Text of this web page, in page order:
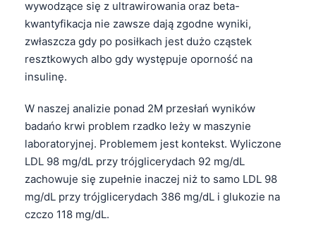
wywodzące się z ultrawirowania oraz beta-
kwantyfikacja nie zawsze dają zgodne wyniki,
zwłaszcza gdy po posiłkach jest dużo cząstek
resztkowych albo gdy występuje oporność na
insulinę.
W naszej analizie ponad 2M przesłań wyników
badańo krwi problem rzadko leży w maszynie
laboratoryjnej. Problemem jest kontekst. Wyliczone
LDL 98 mg/dL przy trójglicerydach 92 mg/dL
zachowuje się zupełnie inaczej niż to samo LDL 98
mg/dL przy trójglicerydach 386 mg/dL i glukozie na
czczo 118 mg/dL.